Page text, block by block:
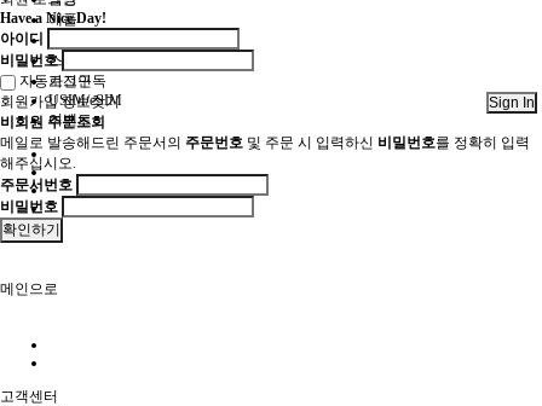
애플
스마트기기
가전구독
USIM/eSIM
이벤트
Have a Nice Day!
아이디
비밀번호
자동로그인
Sign In
회원가입 정보찾기
비회원 주문조회
메일로 발송해드린 주문서의 주문번호 및 주문 시 입력하신 비밀번호를 정확히 입력
해주십시오.
주문서번호
비밀번호
확인하기
메인으로
고객센터